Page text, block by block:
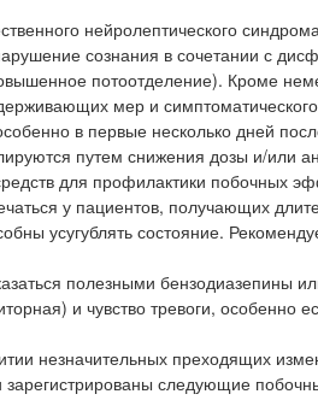
нейролептического
сознания в сочетании с
потоотделение). Кроме
мер и
в первые несколько дней
путем снижения дозы и/или
для профилактики побочных
у пациентов, получающих
усугублять состояние.
полезными бензодиазепины
и чувство тревоги,
незначительных преходящих
следующие